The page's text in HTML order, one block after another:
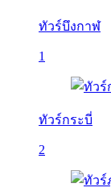
ทัวร์บึงกาฬ
1
ทัวร์กระบี่
2